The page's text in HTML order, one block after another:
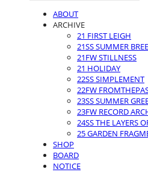
ABOUT
ARCHIVE
21 FIRST LEIGH
21SS SUMMER
21FW STILLNESS
21 HOLIDAY
22SS SIMPLEMENT
22FW
23SS SUMMER
23FW RECORD
24SS THE LAYERS
25 GARDEN
SHOP
BOARD
NOTICE